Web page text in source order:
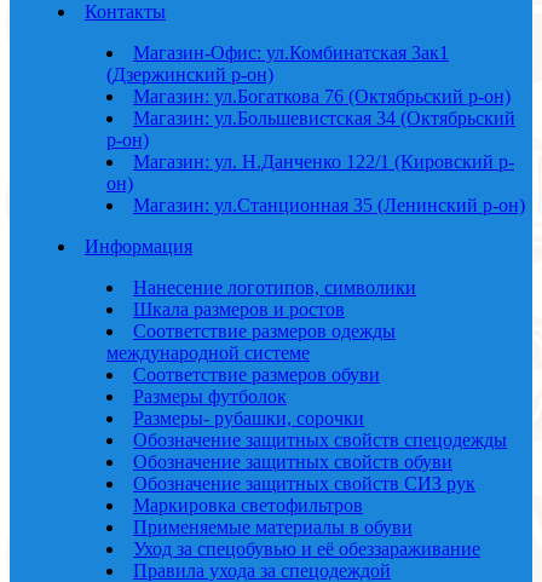
Контакты
Магазин-Офис: ул.Комбинатская 3ак1
(Дзержинский р-он)
Магазин: ул.Богаткова 76 (Октябрьский р-он)
Магазин: ул.Большевистская 34 (Октябрьский
р-он)
Магазин: ул. Н.Данченко 122/1 (Кировский р-
он)
Магазин: ул.Станционная 35 (Ленинский р-он)
Информация
Нанесение логотипов, символики
Шкала размеров и ростов
Соответствие размеров одежды
международной системе
Соответствие размеров обуви
Размеры футболок
Размеры- рубашки, сорочки
Обозначение защитных свойств спецодежды
Обозначение защитных свойств обуви
Обозначение защитных свойств СИЗ рук
Маркировка светофильтров
Применяемые материалы в обуви
Уход за спецобувью и её обеззараживание
Правила ухода за спецодеждой